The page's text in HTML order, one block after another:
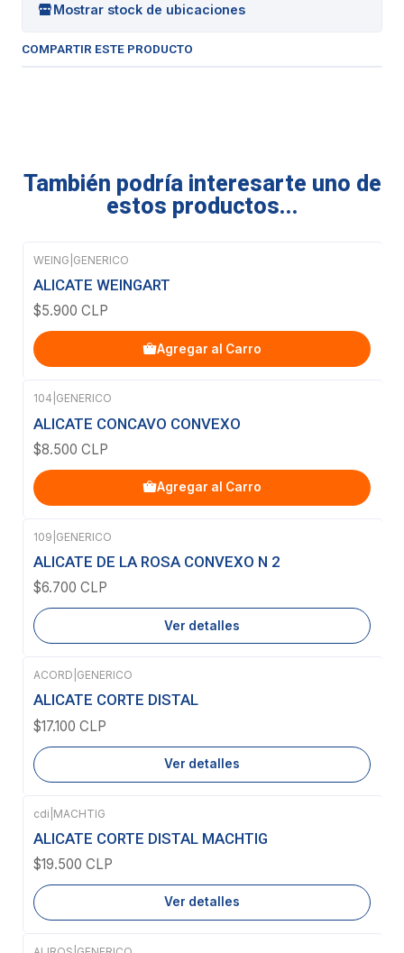
Mostrar stock de ubicaciones
COMPARTIR ESTE PRODUCTO
También podría interesarte uno de
estos productos...
WEING GENERICO
ALICATE WEINGART
$5.900 CLP
Agregar al Carro
104 GENERICO
ALICATE CONCAVO CONVEXO
$8.500 CLP
Agregar al Carro
Agotado
109 GENERICO
ALICATE DE LA ROSA CONVEXO N 2
$6.700 CLP
Ver detalles
Agotado
ACORD GENERICO
ALICATE CORTE DISTAL
$17.100 CLP
Ver detalles
Agotado
cdi MACHTIG
ALICATE CORTE DISTAL MACHTIG
$19.500 CLP
Ver detalles